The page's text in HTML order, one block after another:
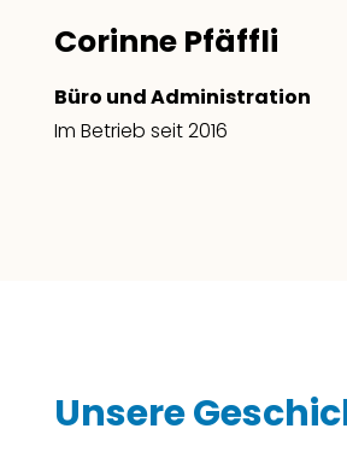
Corinne Pfäffli
Büro und Administration
Im Betrieb seit 2016
Unsere